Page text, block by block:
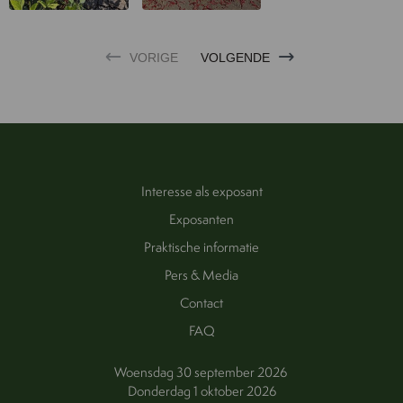
VORIGE VOLGENDE
Interesse als exposant
Exposanten
Praktische informatie
Pers & Media
Contact
FAQ
Woensdag 30 september 2026
Donderdag 1 oktober 2026